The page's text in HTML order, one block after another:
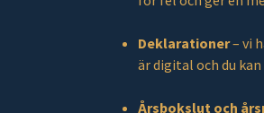
Deklarationer– vi
är digital och du
Årsbokslut och